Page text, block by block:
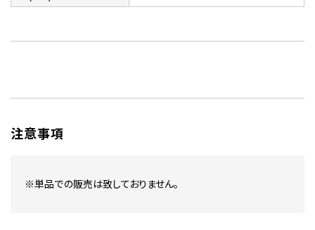
注意事項
※単品での販売は致しておりません。